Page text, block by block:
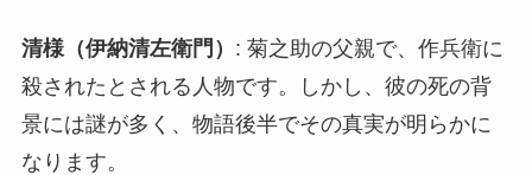
清様（伊納清左衛門） : 菊之助の父親で、作兵衛に
殺されたとされる人物です。しかし、彼の死の背
景には謎が多く、物語後半でその真実が明らかに
なります。